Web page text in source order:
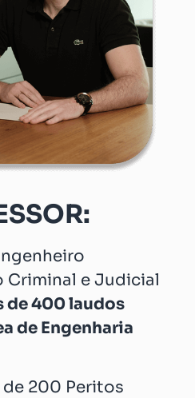
Criminal e Judicial
de 400 laudos
de Engenharia
de 200 Peritos